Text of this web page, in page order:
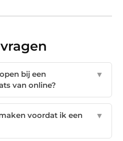
bij een
van online?
▼
voordat ik een
▼